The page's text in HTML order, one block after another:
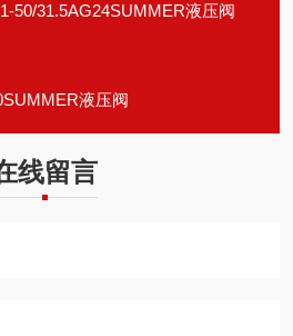
50/31.5AG24SUMMER液压阀
液压阀
线留言